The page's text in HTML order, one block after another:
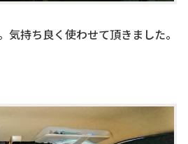
気持ち良く使わせて頂きました。